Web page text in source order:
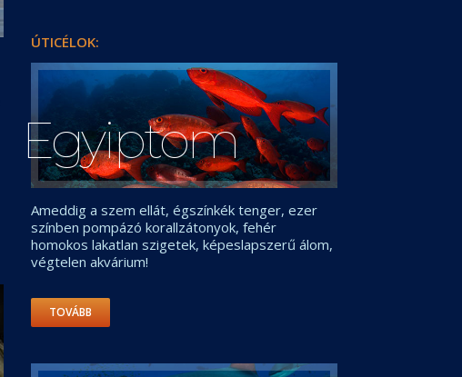
ÚTICÉLOK:
Egyiptom
Ameddig a szem ellát, égszínkék tenger, ezer
színben pompázó korallzátonyok, fehér
homokos lakatlan szigetek, képeslapszerű álom,
végtelen akvárium!
TOVÁBB